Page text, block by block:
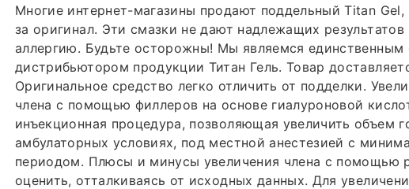
Многие интернет-магазины продают поддельный Titan
за оригинал. Эти смазки не дают надлежащих
аллергию. Будьте осторожны! Мы являемся
дистрибьютором продукции Титан Гель. Товар
Оригинальное средство легко отличить от подделки.
члена с помощью филлеров на основе гиалуроновой
инъекционная процедура, позволяющая увеличить объем
амбулаторных условиях, под местной анестезией с
периодом. Плюсы и минусы увеличения члена с помощью
оценить, отталкиваясь от исходных данных. Для